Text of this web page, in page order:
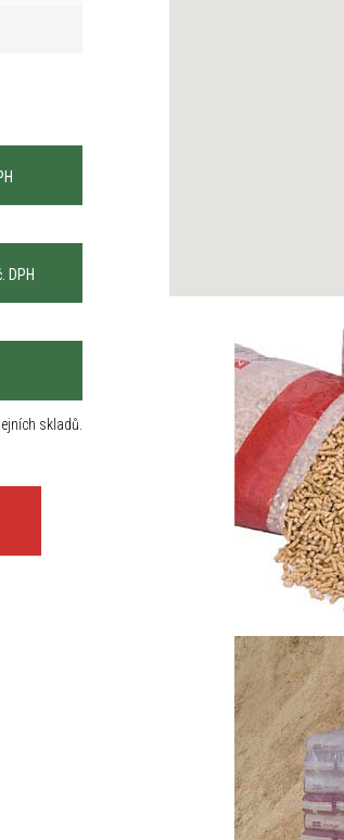
DPH
skladů.